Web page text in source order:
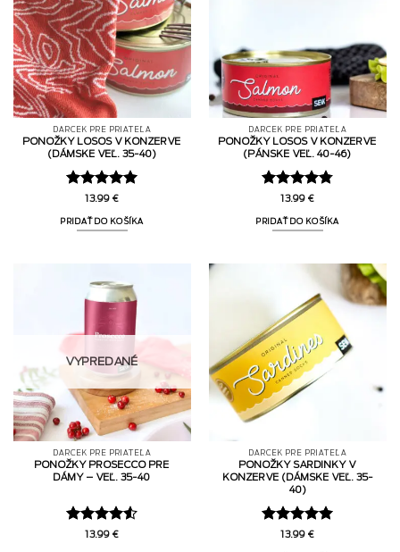
DARČEK PRE PRIATEĽA
PONOŽKY LOSOS V KONZERVE
(DÁMSKE VEĽ. 35-40)
Hodnotenie
13.99 €
PRIDAŤ DO KOŠÍKA
DARČEK PRE PRIATEĽA
PONOŽKY LOSOS V KONZERVE
(PÁNSKE VEĽ. 40-46)
Hodnotenie
13.99 €
PRIDAŤ DO KOŠÍKA
VYPREDANÉ
DARČEK PRE PRIATEĽA
PONOŽKY PROSECCO PRE
DÁMY – VEĽ. 35-40
Hodnotenie
13.99 €
DARČEK PRE PRIATEĽA
PONOŽKY SARDINKY V
KONZERVE (DÁMSKE VEĽ. 35-
40)
Hodnotenie
z 5
13.99 €